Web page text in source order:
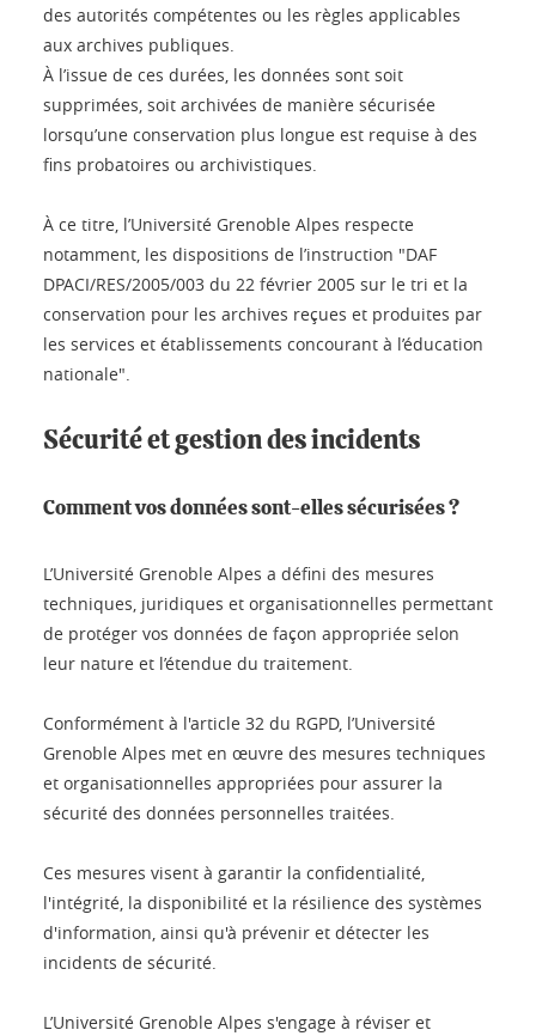
des autorités compétentes ou les règles applicables
aux archives publiques.
À l’issue de ces durées, les données sont soit
supprimées, soit archivées de manière sécurisée
lorsqu’une conservation plus longue est requise à des
fins probatoires ou archivistiques.
À ce titre, l’Université Grenoble Alpes respecte
notamment, les dispositions de l’instruction "DAF
DPACI/RES/2005/003 du 22 février 2005 sur le tri et la
conservation pour les archives reçues et produites par
les services et établissements concourant à l’éducation
nationale".
Sécurité et gestion des incidents
Comment vos données sont-elles sécurisées ?
L’Université Grenoble Alpes a défini des mesures
techniques, juridiques et organisationnelles permettant
de protéger vos données de façon appropriée selon
leur nature et l’étendue du traitement.
Conformément à l'article 32 du RGPD, l’Université
Grenoble Alpes met en œuvre des mesures techniques
et organisationnelles appropriées pour assurer la
sécurité des données personnelles traitées.
Ces mesures visent à garantir la confidentialité,
l'intégrité, la disponibilité et la résilience des systèmes
d'information, ainsi qu'à prévenir et détecter les
incidents de sécurité.
L’Université Grenoble Alpes s'engage à réviser et